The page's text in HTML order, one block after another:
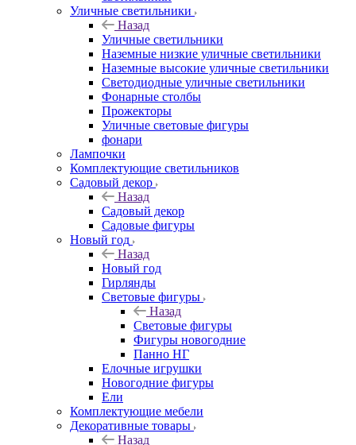
Уличные светильники
Назад
Уличные светильники
Наземные низкие уличные светильники
Наземные высокие уличные светильники
Светодиодные уличные светильники
Фонарные столбы
Прожекторы
Уличные световые фигуры
фонари
Лампочки
Комплектующие светильников
Садовый декор
Назад
Садовый декор
Садовые фигуры
Новый год
Назад
Новый год
Гирлянды
Световые фигуры
Назад
Световые фигуры
Фигуры новогодние
Панно НГ
Елочные игрушки
Новогодние фигуры
Ели
Комплектующие мебели
Декоративные товары
Назад